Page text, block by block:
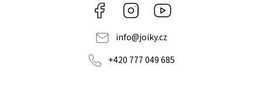
Facebook Instagram
info@joiky.cz
+420 777 049 685